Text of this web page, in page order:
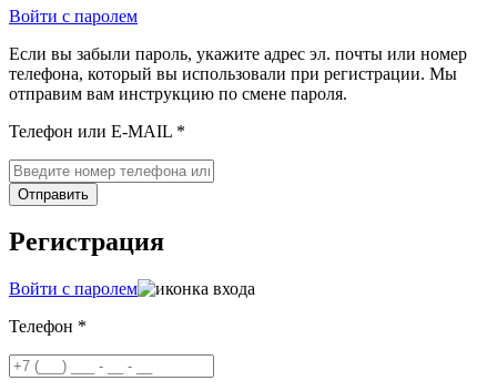
Войти с паролем
Если вы забыли пароль, укажите адрес эл. почты или номер
телефона, который вы использовали при регистрации. Мы
отправим вам инструкцию по смене пароля.
Телефон или E-MAIL *
Отправить
Регистрация
Войти с паролем
Телефон *